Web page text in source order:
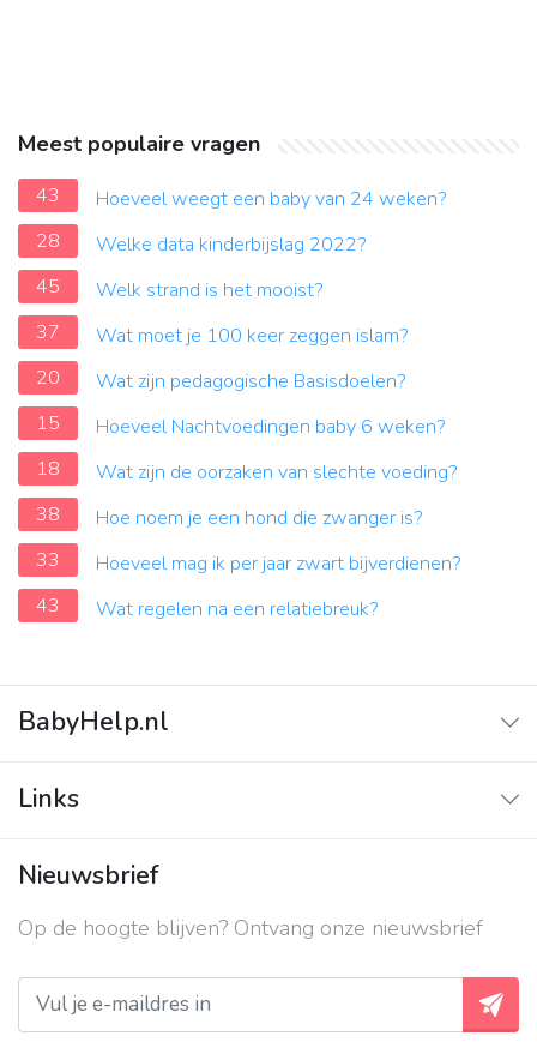
Meest populaire vragen
43
Hoeveel weegt een baby van 24 weken?
28
Welke data kinderbijslag 2022?
45
Welk strand is het mooist?
37
Wat moet je 100 keer zeggen islam?
20
Wat zijn pedagogische Basisdoelen?
15
Hoeveel Nachtvoedingen baby 6 weken?
18
Wat zijn de oorzaken van slechte voeding?
38
Hoe noem je een hond die zwanger is?
33
Hoeveel mag ik per jaar zwart bijverdienen?
43
Wat regelen na een relatiebreuk?
BabyHelp.nl
Vraag & Antwoord
Links
Contact
Over ons
Privacy beleid
Nieuwsbrief
Op de hoogte blijven? Ontvang onze nieuwsbrief